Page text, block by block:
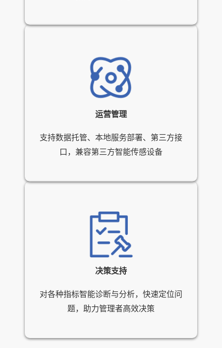
运营管理
支持数据托管、本地服务部署、第三方接
口，兼容第三方智能传感设备
决策支持
对各种指标智能诊断与分析，快速定位问
题，助力管理者高效决策